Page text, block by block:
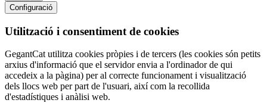
Configuració
Utilització i consentiment de cookies
GegantCat utilitza cookies pròpies i de tercers (les cookies són petits
arxius d'informació que el servidor envia a l'ordinador de qui
accedeix a la pàgina) per al correcte funcionament i visualització
dels llocs web per part de l'usuari, així com la recollida
d'estadístiques i anàlisi web.